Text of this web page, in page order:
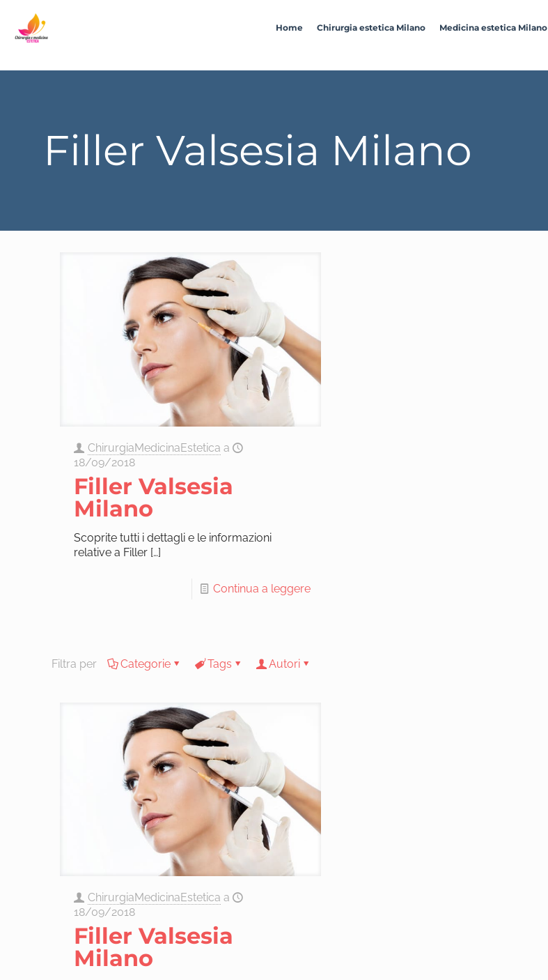
Home Chirurgia estetica Milano Medicina estetica Milano
Filler Valsesia Milano
ChirurgiaMedicinaEstetica a
18/09/2018
Filler Valsesia
Milano
Scoprite tutti i dettagli e le informazioni
relative a Filler[…]
Continua a leggere
Filtra per Categorie Tags Autori
ChirurgiaMedicinaEstetica a
18/09/2018
Filler Valsesia
Milano